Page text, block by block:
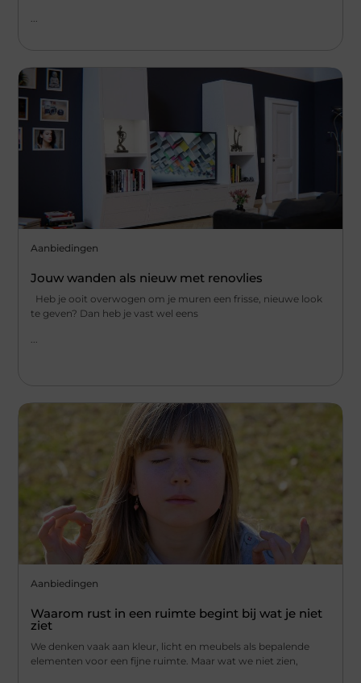
Aanbiedingen
Jouw wanden als nieuw met renovlies
Heb je ooit overwogen om je muren een frisse, nieuwe look
te geven? Dan heb je vast wel eens
...
Aanbiedingen
Waarom rust in een ruimte begint bij wat je niet
ziet
We denken vaak aan kleur, licht en meubels als bepalende
elementen voor een fijne ruimte. Maar wat we niet zien,